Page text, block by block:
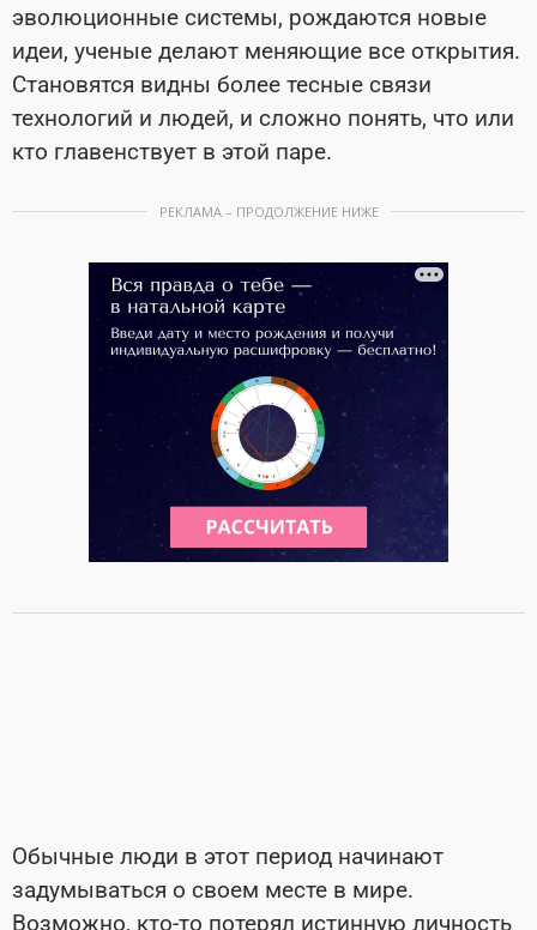
эволюционные системы, рождаются новые
идеи, ученые делают меняющие все открытия.
Становятся видны более тесные связи
технологий и людей, и сложно понять, что или
кто главенствует в этой паре.
РЕКЛАМА – ПРОДОЛЖЕНИЕ НИЖЕ
Обычные люди в этот период начинают
задумываться о своем месте в мире.
Возможно, кто-то потерял истинную личность